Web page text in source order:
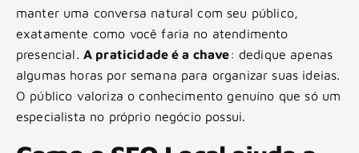
manter uma conversa natural com seu público,
exatamente como você faria no atendimento
presencial. A praticidade é a chave: dedique apenas
algumas horas por semana para organizar suas ideias.
O público valoriza o conhecimento genuíno que só um
especialista no próprio negócio possui.